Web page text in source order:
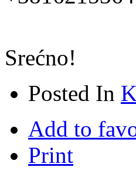
Srećno!
Posted In
Add to
Print